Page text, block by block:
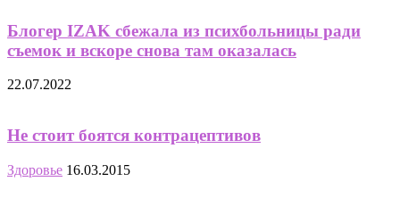
Блогер IZAK сбежала из психбольницы ради
съемок и вскоре снова там оказалась
22.07.2022
Не стоит боятся контрацептивов
Здоровье 16.03.2015